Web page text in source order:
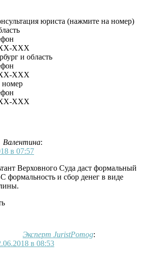
юриста (нажмите на номер)
XXX
и область
XXX
номер
XXX
Валентина:
в 07:57
Верховного Суда даст формальный
формальность и сбор денег в виде
Эксперт JuristPomog:
в 08:53